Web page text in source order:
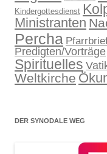
Kindergottesdienst
Ministranten
Percha
Predigten/Vorträge
Spirituelles
Weltkirche
DER SYNODALE WEG